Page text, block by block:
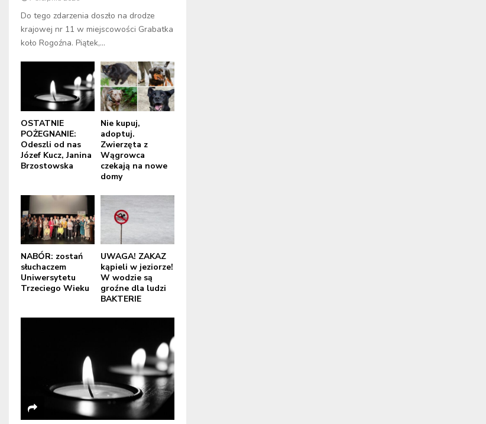
Do tego zdarzenia doszło na drodze
krajowej nr 11 w miejscowości Grabatka
koło Rogoźna. Piątek,...
OSTATNIE
POŻEGNANIE:
Odeszli od nas
Józef Kucz, Janina
Brzostowska
Nie kupuj,
adoptuj.
Zwierzęta z
Wągrowca
czekają na nowe
domy
NABÓR: zostań
słuchaczem
Uniwersytetu
Trzeciego Wieku
UWAGA! ZAKAZ
kąpieli w jeziorze!
W wodzie są
groźne dla ludzi
BAKTERIE